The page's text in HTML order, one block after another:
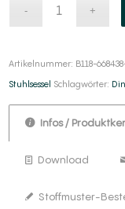
Artikelnummer: B118-
Stuhlsessel Schlagwörter:
Infos /
Download
Stoffmuster-